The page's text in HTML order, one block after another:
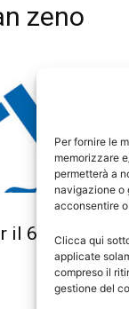
Per fornire le
memorizzare
permetterà a
navigazione o
acconsentire
Clicca qui
applicate
compreso il
gestione del
zeno
il 6 giugno